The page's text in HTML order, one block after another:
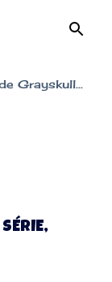
Grayskull...